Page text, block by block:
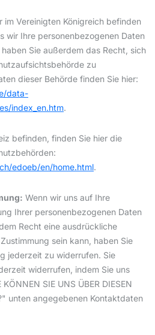
im Vereinigten Königreich befinden
wir Ihre personenbezogenen Daten
Sie außerdem das Recht, sich
zu
dieser Behörde finden Sie hier:
data-
index_en.htm.
befinden, finden Sie hier die
edoeb/en/home.html.
Wenn wir uns auf Ihre
Ihrer personenbezogenen Daten
Recht eine ausdrückliche
sein kann, haben Sie
jederzeit zu widerrufen. Sie
widerrufen, indem Sie uns
SIE UNS ÜBER DIESEN
unten angegebenen Kontaktdaten